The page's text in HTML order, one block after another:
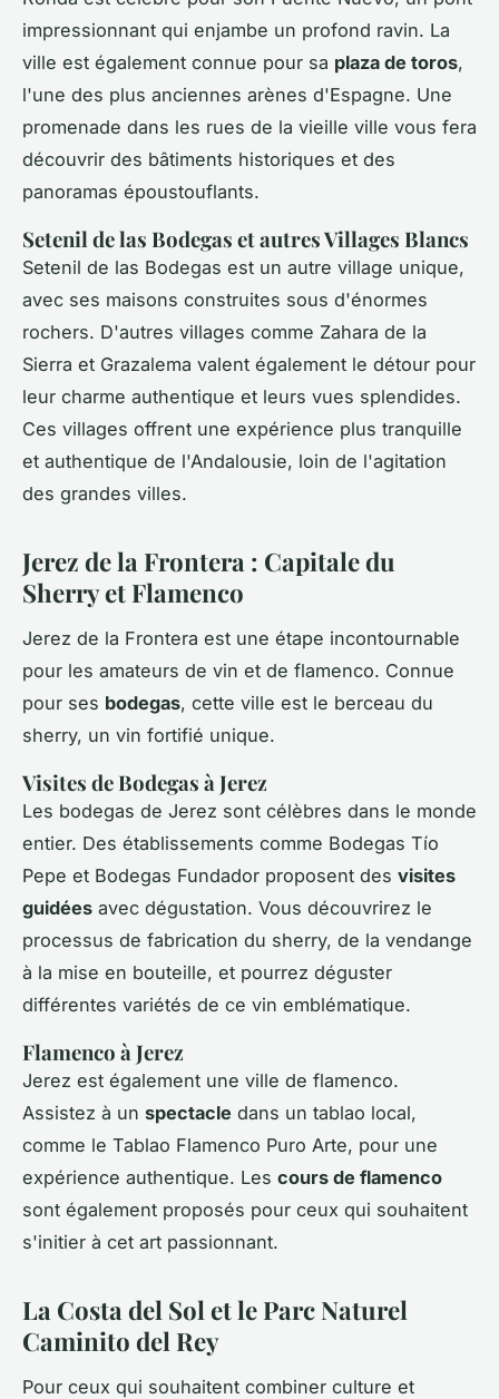
impressionnant qui enjambe un profond ravin. La
ville est également connue pour sa plaza de toros,
l'une des plus anciennes arènes d'Espagne. Une
promenade dans les rues de la vieille ville vous fera
découvrir des bâtiments historiques et des
panoramas époustouflants.
Setenil de las Bodegas et autres Villages Blancs
Setenil de las Bodegas est un autre village unique,
avec ses maisons construites sous d'énormes
rochers. D'autres villages comme Zahara de la
Sierra et Grazalema valent également le détour pour
leur charme authentique et leurs vues splendides.
Ces villages offrent une expérience plus tranquille
et authentique de l'Andalousie, loin de l'agitation
des grandes villes.
Jerez de la Frontera : Capitale du
Sherry et Flamenco
Jerez de la Frontera est une étape incontournable
pour les amateurs de vin et de flamenco. Connue
pour ses bodegas, cette ville est le berceau du
sherry, un vin fortifié unique.
Visites de Bodegas à Jerez
Les bodegas de Jerez sont célèbres dans le monde
entier. Des établissements comme Bodegas Tío
Pepe et Bodegas Fundador proposent des visites
guidées avec dégustation. Vous découvrirez le
processus de fabrication du sherry, de la vendange
à la mise en bouteille, et pourrez déguster
différentes variétés de ce vin emblématique.
Flamenco à Jerez
Jerez est également une ville de flamenco.
Assistez à un spectacle dans un tablao local,
comme le Tablao Flamenco Puro Arte, pour une
expérience authentique. Les cours de flamenco
sont également proposés pour ceux qui souhaitent
s'initier à cet art passionnant.
La Costa del Sol et le Parc Naturel
Caminito del Rey
Pour ceux qui souhaitent combiner culture et